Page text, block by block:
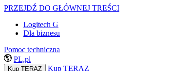
PRZEJDŹ DO GŁÓWNEJ TREŚCI
Logitech G
Dla biznesu
Pomoc techniczna
PL,pl
Kup TERAZ Kup TERAZ